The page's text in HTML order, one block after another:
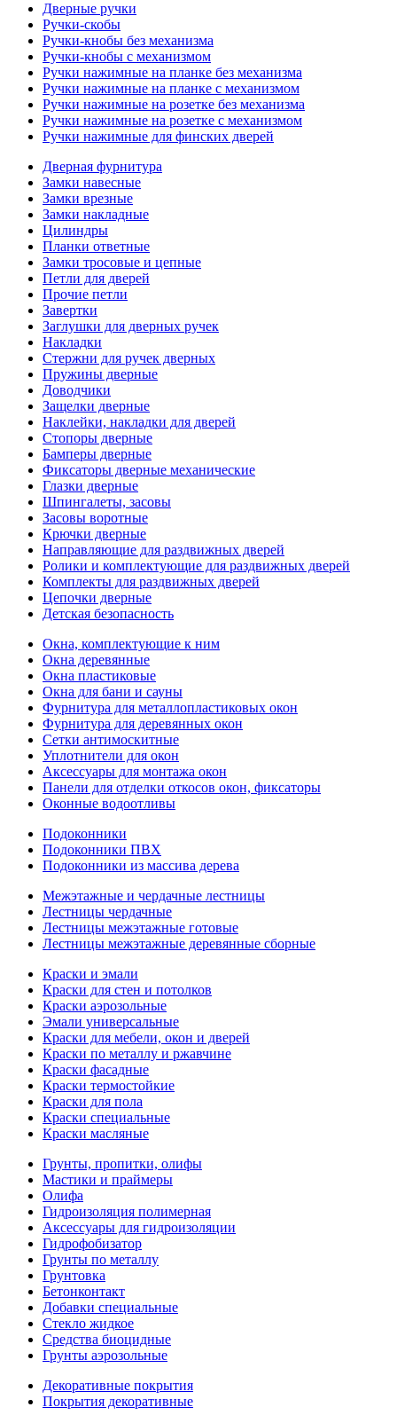
Дверные ручки
Ручки-скобы
Ручки-кнобы без механизма
Ручки-кнобы с механизмом
Ручки нажимные на планке без механизма
Ручки нажимные на планке с механизмом
Ручки нажимные на розетке без механизма
Ручки нажимные на розетке с механизмом
Ручки нажимные для финских дверей
Дверная фурнитура
Замки навесные
Замки врезные
Замки накладные
Цилиндры
Планки ответные
Замки тросовые и цепные
Петли для дверей
Прочие петли
Завертки
Заглушки для дверных ручек
Накладки
Стержни для ручек дверных
Пружины дверные
Доводчики
Защелки дверные
Наклейки, накладки для дверей
Стопоры дверные
Бамперы дверные
Фиксаторы дверные механические
Глазки дверные
Шпингалеты, засовы
Засовы воротные
Крючки дверные
Направляющие для раздвижных дверей
Ролики и комплектующие для раздвижных дверей
Комплекты для раздвижных дверей
Цепочки дверные
Детская безопасность
Окна, комплектующие к ним
Окна деревянные
Окна пластиковые
Окна для бани и сауны
Фурнитура для металлопластиковых окон
Фурнитура для деревянных окон
Сетки антимоскитные
Уплотнители для окон
Аксессуары для монтажа окон
Панели для отделки откосов окон, фиксаторы
Оконные водоотливы
Подоконники
Подоконники ПВХ
Подоконники из массива дерева
Межэтажные и чердачные лестницы
Лестницы чердачные
Лестницы межэтажные готовые
Лестницы межэтажные деревянные сборные
Краски и эмали
Краски для стен и потолков
Краски аэрозольные
Эмали универсальные
Краски для мебели, окон и дверей
Краски по металлу и ржавчине
Краски фасадные
Краски термостойкие
Краски для пола
Краски специальные
Краски масляные
Грунты, пропитки, олифы
Мастики и праймеры
Олифа
Гидроизоляция полимерная
Аксессуары для гидроизоляции
Гидрофобизатор
Грунты по металлу
Грунтовка
Бетонконтакт
Добавки специальные
Стекло жидкое
Средства биоцидные
Грунты аэрозольные
Декоративные покрытия
Покрытия декоративные